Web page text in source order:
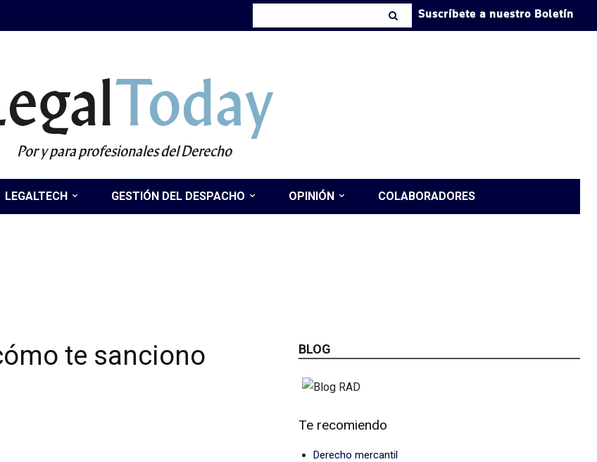
Suscríbete a nuestro Boletín
Today
Por y para profesionales del Derecho
LEGALTECH GESTIÓN DEL DESPACHO OPINIÓN COLABORADORES
te sanciono BLOG
Te recomiendo
Derecho mercantil